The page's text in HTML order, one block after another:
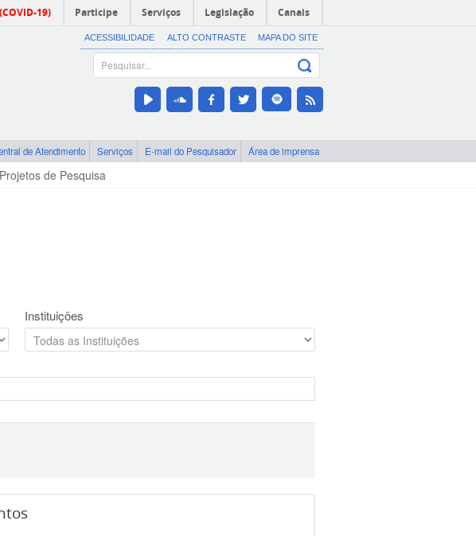
19) Participe Serviços Legislação Canais
ACESSIBILIDADE ALTO CONTRASTE MAPA DO SITE
de Atendimento Serviços E-mail do Pesquisador Área de imprensa
Projetos de Pesquisa
Instituições